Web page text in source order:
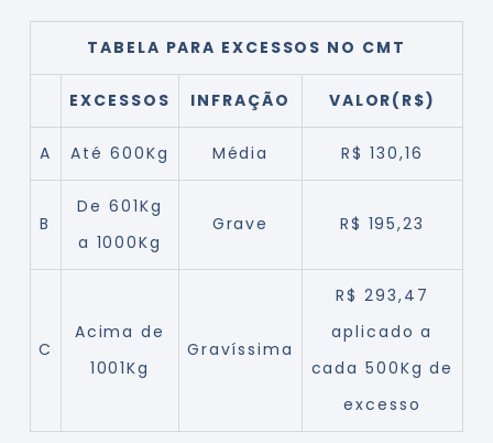
TABELA PARA EXCESSOS NO CMT
EXCESSOS INFRAÇÃO VALOR(R$)
A Até 600Kg Média R$ 130,16
B
De 601Kg
a 1000Kg
Grave R$ 195,23
C
Acima de
1001Kg
Gravíssima
R$ 293,47
aplicado a
cada 500Kg de
excesso